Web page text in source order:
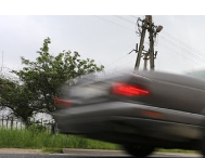
Kliknij, aby powiększyć